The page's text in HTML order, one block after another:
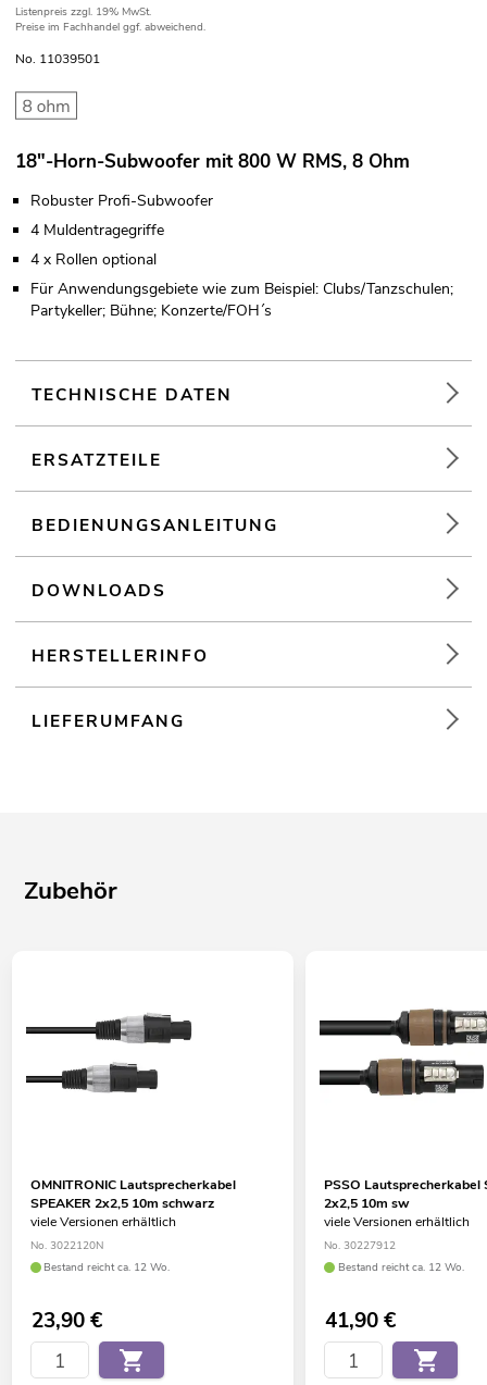
Listenpreis zzgl. 19% MwSt.
Preise im Fachhandel ggf. abweichend.
No. 11039501
18"-Horn-Subwoofer mit 800 W RMS, 8 Ohm
Robuster Profi-Subwoofer
4 Muldentragegriffe
4 x Rollen optional
Für Anwendungsgebiete wie zum Beispiel: Clubs/Tanzschulen;
Partykeller; Bühne; Konzerte/FOH´s
TECHNISCHE DATEN
ERSATZTEILE
BEDIENUNGSANLEITUNG
DOWNLOADS
HERSTELLERINFO
LIEFERUMFANG
Zubehör
OMNITRONIC Lautsprecherkabel
SPEAKER 2x2,5 10m schwarz
viele Versionen erhältlich
No. 3022120N
Bestand reicht ca. 12 Wo.
23,90€
PSSO Lautsprecherkabel
2x2,5 10m sw
viele Versionen erhältlich
No. 30227912
Bestand reicht ca. 12 Wo.
41,90€